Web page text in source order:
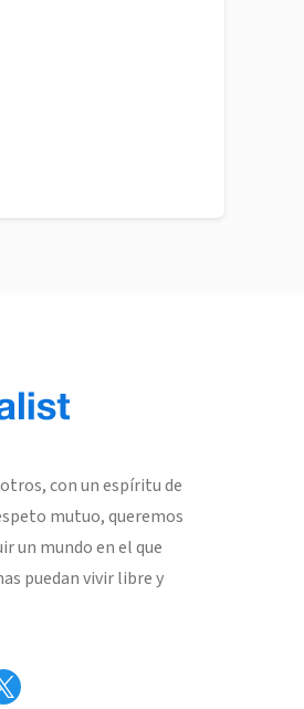
con un espíritu de
mutuo, queremos
un mundo en el que
puedan vivir libre y